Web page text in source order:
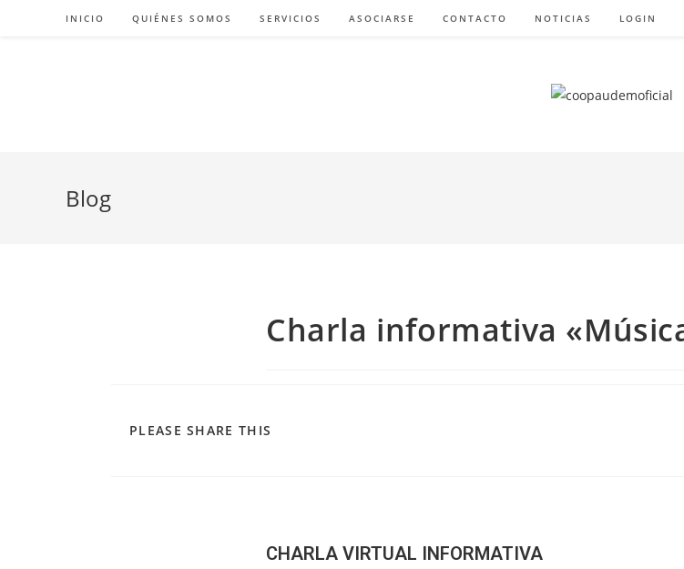
INICIO QUIÉNES SOMOS SERVICIOS ASOCIARSE CONTACTO NOTICIAS LOGIN
Blog
Charla informativa
PLEASE SHARE THIS
CHARLA VIRTUAL INFORMATIVA